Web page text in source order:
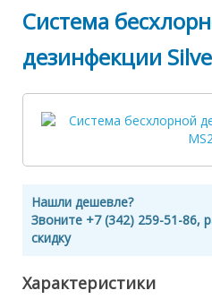
Система
дезинфекции
Нашли дешевле?
Звоните +7 (342) 259-51-86,
скидку
Характеристики